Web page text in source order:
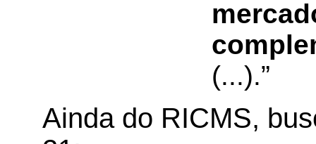
(...).”
Ainda do RICMS,